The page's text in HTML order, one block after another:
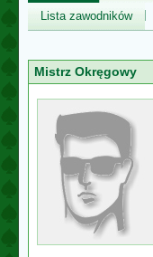
Lista zawodników
Mistrz Okręgowy